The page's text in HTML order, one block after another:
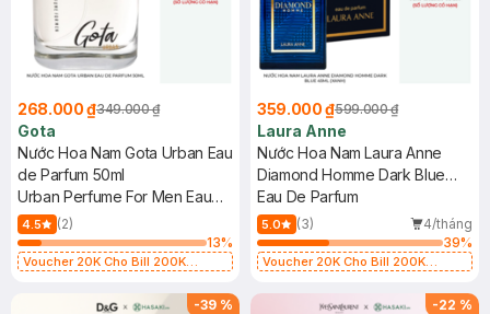
268.000 ₫349.000 ₫
Gota
Nước Hoa Nam Gota Urban Eau
de Parfum 50ml
Urban Perfume For Men Eau
de Parfum
4.5
(2)
13%
Voucher 20K Cho Bill 200K
Gennie, Parision (SL có hạn)
359.000 ₫599.000 ₫
Laura Anne
Nước Hoa Nam Laura Anne
Diamond Homme Dark Blue
45ml (Xanh)
Eau De Parfum
5.0 (3)
4/tháng
39%
Voucher 20K Cho Bill 200K
Gennie, Parision (SL có hạn)
-39 % -22 %